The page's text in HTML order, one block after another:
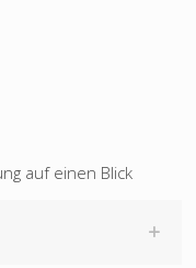
auf einen Blick